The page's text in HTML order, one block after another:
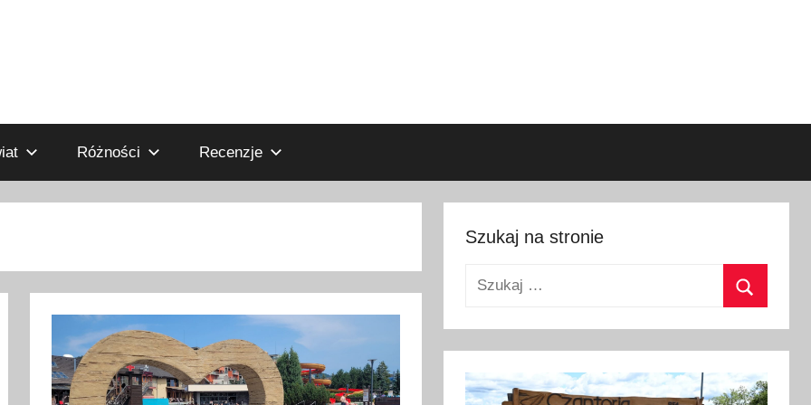
Różności Recenzje
Szukaj na stronie
Szukaj: